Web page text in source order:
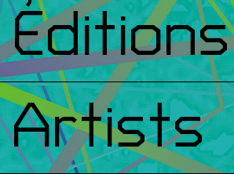
Éditions
Artists